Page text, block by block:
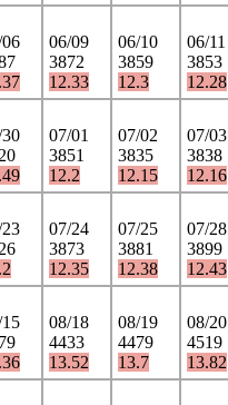
06/09
3872
12.33
06/10
3859
12.3
06/11
3853
12.28
07/01
3851
12.2
07/02
3835
12.15
07/03
3838
12.16
07/24
3873
12.35
07/25
3881
12.38
07/28
3899
12.43
08/18
4433
13.52
08/19
4479
13.7
08/20
4519
13.82